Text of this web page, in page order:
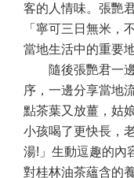
客的人情味。張艷
「寧可三日無米，
當地生活中的重要地
隨後張艷君一邊
序，一邊分享當地
點茶葉又放薑，姑
小孩喝了更快長，
湯! 」生動逗趣的
對桂林油茶蘊含的